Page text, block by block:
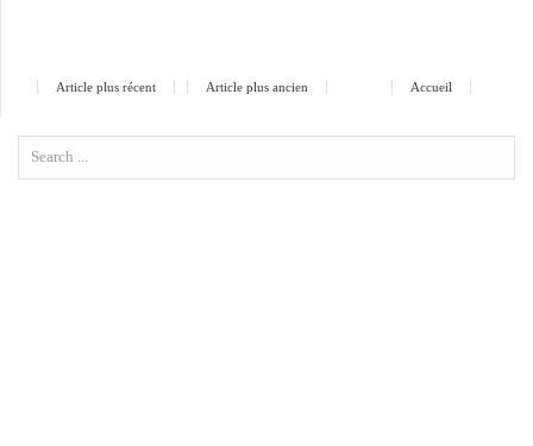
Article plus récent Article plus ancien Accueil